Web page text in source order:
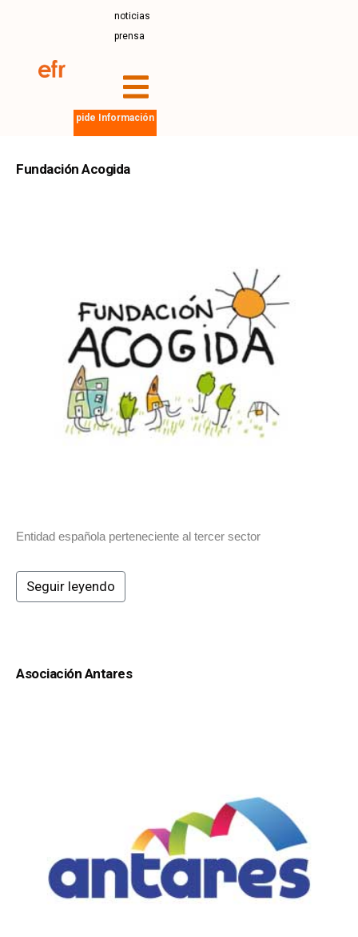
noticias
prensa
pide Información
Fundación Acogida
Entidad española perteneciente al tercer sector
Seguir leyendo
Asociación Antares